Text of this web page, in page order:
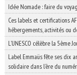
Idée Nomade : faire du
Ces labels et certifications
hébergements, activités ou
L’UNESCO célèbre la 5ème
Label Emmaüs fête ses dix
solidaire dans l’ère du